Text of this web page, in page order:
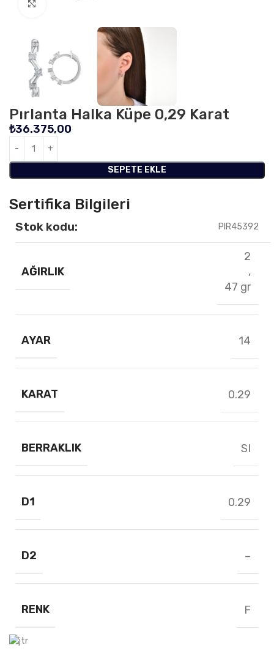
Pırlanta Halka Küpe 0,29 Karat
₺36.375,00
SEPETE EKLE
Sertifika Bilgileri
Stok kodu: PIR45392
AĞIRLIK
2
,
47 gr
AYAR 14
KARAT 0.29
BERRAKLIK SI
D1 0.29
D2 –
RENK F